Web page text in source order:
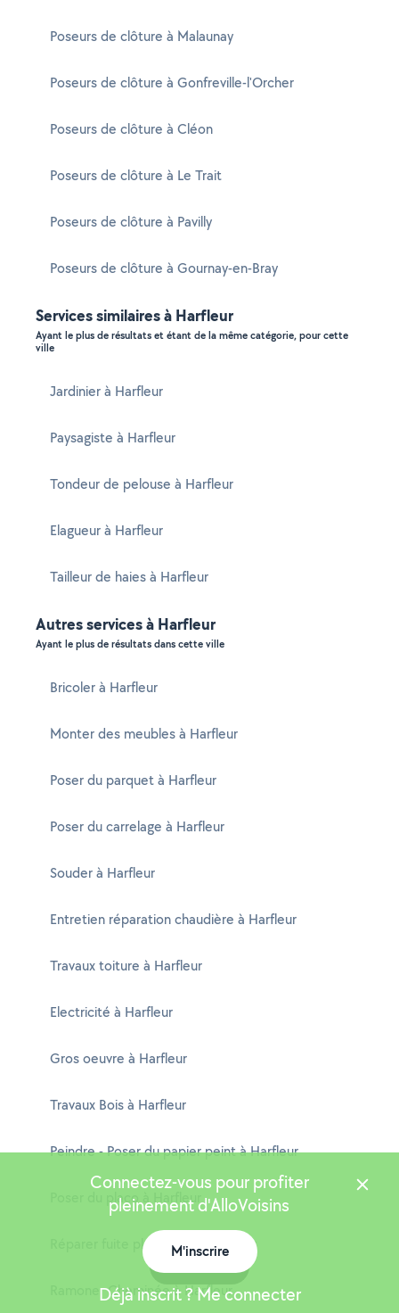
Poseurs de clôture à Malaunay
Poseurs de clôture à Gonfreville-l'Orcher
Poseurs de clôture à Cléon
Poseurs de clôture à Le Trait
Poseurs de clôture à Pavilly
Poseurs de clôture à Gournay-en-Bray
Services similaires à Harfleur
Ayant le plus de résultats et étant de la même catégorie, pour cette
ville
Jardinier à Harfleur
Paysagiste à Harfleur
Tondeur de pelouse à Harfleur
Elagueur à Harfleur
Tailleur de haies à Harfleur
Autres services à Harfleur
Ayant le plus de résultats dans cette ville
Bricoler à Harfleur
Monter des meubles à Harfleur
Poser du parquet à Harfleur
Poser du carrelage à Harfleur
Souder à Harfleur
Entretien réparation chaudière à Harfleur
Travaux toiture à Harfleur
Electricité à Harfleur
Gros oeuvre à Harfleur
Travaux Bois à Harfleur
Peindre - Poser du papier peint à Harfleur
Poser du placo à Harfleur
Réparer fuite plomberie à Harfleur
Ramoner Cheminée à Harfleur
Connectez-vous pour profiter
pleinement d'AlloVoisins
M'inscrire
Déjà inscrit ? Me connecter